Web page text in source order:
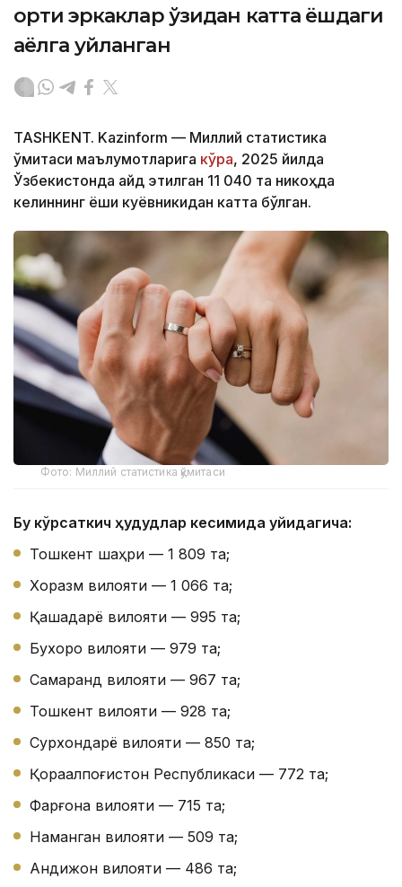
ортиқ эркаклар ўзидан катта ёшдаги
аёлга уйланган
TASHKENT. Kazinform — Миллий статистика
қўмитаси маълумотларига кўра, 2025 йилда
Ўзбекистонда қайд этилган 11 040 та никоҳда
келиннинг ёши куёвникидан катта бўлган.
Фото: Миллий статистика қўмитаси
Бу кўрсаткич ҳудудлар кесимида қуйидагича:
Тошкент шаҳри — 1 809 та;
Хоразм вилояти — 1 066 та;
Қашқадарё вилояти — 995 та;
Бухоро вилояти — 979 та;
Самарқанд вилояти — 967 та;
Тошкент вилояти — 928 та;
Сурхондарё вилояти — 850 та;
Қорақалпоғистон Республикаси — 772 та;
Фарғона вилояти — 715 та;
Наманган вилояти — 509 та;
Андижон вилояти — 486 та;